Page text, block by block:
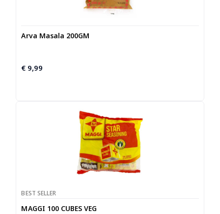
Arva Masala 200GM
€ 9,99
BEST SELLER
MAGGI 100 CUBES VEG